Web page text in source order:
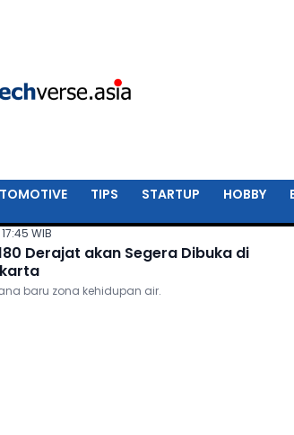
TIPS STARTUP HOBBY
WIB
Derajat akan Segera Dibuka di
baru zona kehidupan air.